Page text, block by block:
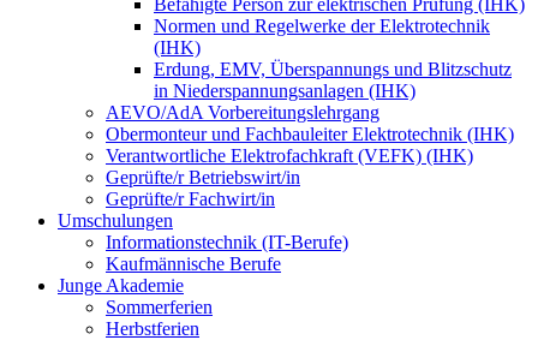
Normen und Regelwerke der Elektrotechnik
(IHK)
Erdung, EMV, Überspannungs und Blitzschutz
in Niederspannungsanlagen (IHK)
AEVO/AdA Vorbereitungslehrgang
Obermonteur und Fachbauleiter Elektrotechnik (IHK)
Verantwortliche Elektrofachkraft (VEFK) (IHK)
Geprüfte/r Betriebswirt/in
Geprüfte/r Fachwirt/in
Umschulungen
Informationstechnik (IT-Berufe)
Kaufmännische Berufe
Junge Akademie
Sommerferien
Herbstferien